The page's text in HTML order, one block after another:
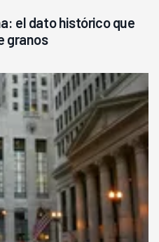
el dato histórico que
granos